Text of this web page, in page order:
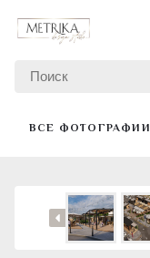
ВСЕ ФОТОГРАФИИ